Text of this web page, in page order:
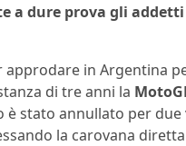
a dure prova gli
in Argentina
di tre anni la
è stato annullato per
la carovana